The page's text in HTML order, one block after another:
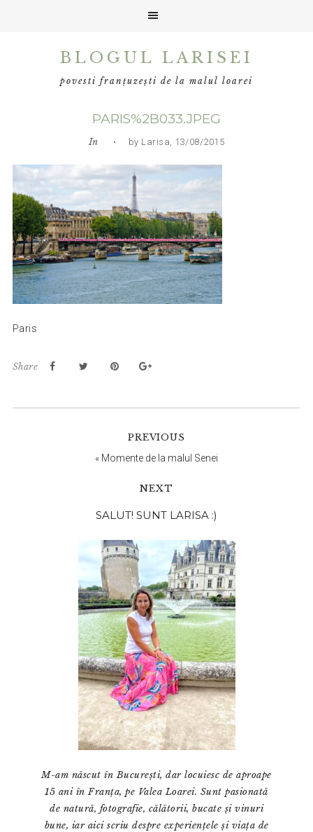
BLOGUL LARISEI
povesti franțuzești de la malul loarei
PARIS%2B033.JPEG
In • by Larisa, 13/08/2015
Paris
Share
PREVIOUS
« Momente de la malul Senei
NEXT
principală
SALUT! SUNT LARISA :)
M-am născut în București, dar locuiesc de aproape
15 ani în Franța, pe Valea Loarei. Sunt pasionată
de natură, fotografie, călătorii, bucate și vinuri
bune, iar aici scriu despre experiențele și viața de